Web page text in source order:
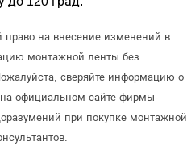
право на внесение изменений в
монтажной ленты без
сверяйте информацию о
официальном сайте фирмы-
при покупке монтажной